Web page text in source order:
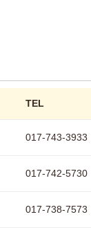
TEL
017-743-3933
017-742-5730
017-738-7573